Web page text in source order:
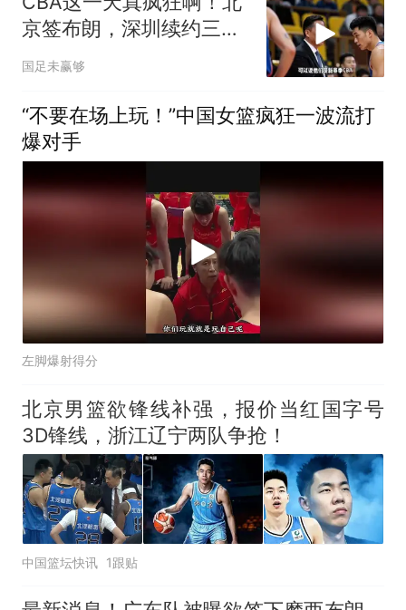
京签布朗，深圳续约三外
援，郭昊文顶薪
国足未赢够
“不要在场上玩！”中国女篮疯狂一波流打
爆对手
左脚爆射得分
北京男篮欲锋线补强，报价当红国字号
3D锋线，浙江辽宁两队争抢！
中国篮坛快讯 1跟贴